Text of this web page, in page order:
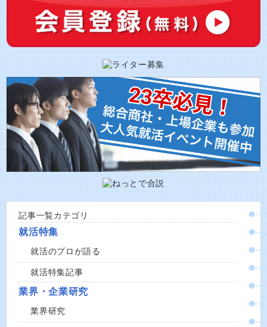
記事一覧カテゴリ
就活特集
就活のプロが語る
就活特集記事
業界・企業研究
業界研究